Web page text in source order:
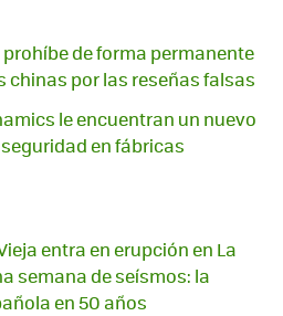
prohíbe de forma permanente
chinas por las reseñas falsas
le encuentran un nuevo
en fábricas
entra en erupción en La
semana de seísmos: la
en 50 años